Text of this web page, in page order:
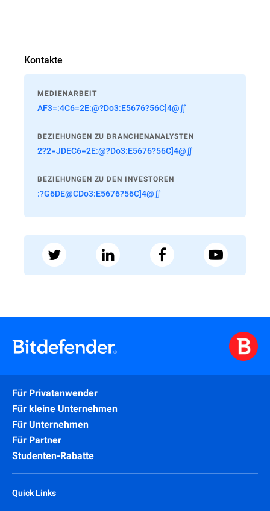
Kontakte
MEDIENARBEIT
AF3=:4C6=2E:@?Do3:E5676?56C]4@∬
BEZIEHUNGEN ZU BRANCHENANALYSTEN
2?2=JDEC6=2E:@?Do3:E5676?56C]4@∬
BEZIEHUNGEN ZU DEN INVESTOREN
:?G6DE@CDo3:E5676?56C]4@∬
Für Privatanwender
Für kleine Unternehmen
Für Unternehmen
Für Partner
Studenten-Rabatte
Quick Links